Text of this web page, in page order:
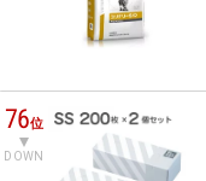
76位
DOWN